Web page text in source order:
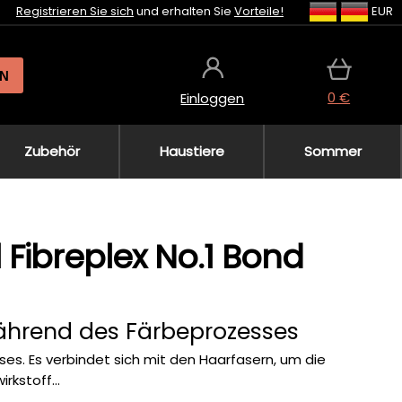
Registrieren Sie sich und erhalten Sie Vorteile! EUR
Einloggen 0 €
Zubehör Haustiere Sommer
No.1 Bond
des Färbeprozesses
Es verbindet sich mit den Haarfasern, um die